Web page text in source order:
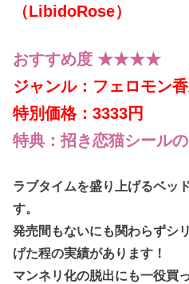
（LibidoRose）
おすすめ度 ★★★★
ジャンル：フェロモン
特別価格：3333円
特典：招き恋猫シール
ラブタイムを盛り上げるベッ
す。
発売間もないにも関わらずシ
げた程の実績があります！
マンネリ化の脱出にも一役買